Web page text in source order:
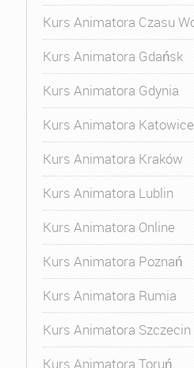
Kurs Animatora Czasu
Kurs Animatora Gdańsk
Kurs Animatora Gdynia
Kurs Animatora Katowice
Kurs Animatora Kraków
Kurs Animatora Lublin
Kurs Animatora Online
Kurs Animatora Poznań
Kurs Animatora Rumia
Kurs Animatora Szczecin
Kurs Animatora Toruń